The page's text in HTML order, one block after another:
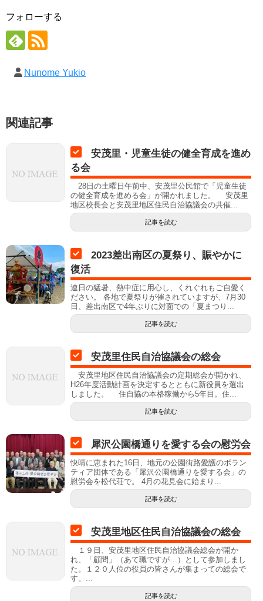
フォローする
Nunome Yukio
関連記事
安茂里・児童生徒の健全育成を進め
る会
28日の土曜日午前中、安茂里公民館で「児童生徒
の健全育成を進める会」が開かれました。 安茂里
地区校長会と安茂里地区住民自治協議会の共催...
記事を読む
2023差出南区の夏祭り、賑やかに
復活
連日の猛暑、熱中症に用心し、くれぐれもご自愛く
ださい。 各地で夏祭りが催されていますが、7月30
日、差出南区で4年ぶりに対面での「夏まつり...
記事を読む
安茂里住民自治協議会の総会
安茂里地区住民自治協議会の定期総会が開かれ、
H26年度活動計画を決定するとともに新役員を選出
しました。 住自協の本格稼働から5年目。住...
記事を読む
犀沢公園橋通りを愛する会の慰労会
快晴に恵まれた16日、地元の公園街路愛護のボラン
ティア団体である「犀沢公園橋通りを愛する会」の
慰労会を松代荘で。 4月の花見会に始まり...
記事を読む
安茂里地区住民自治協議会の総会
１９日、安茂里地区住民自治協議会総会が開か
れ、「顧問」（あて職ですが…）として参加しまし
た。１２０人位の役員の皆さんが集まっての総会で
す。...
記事を読む